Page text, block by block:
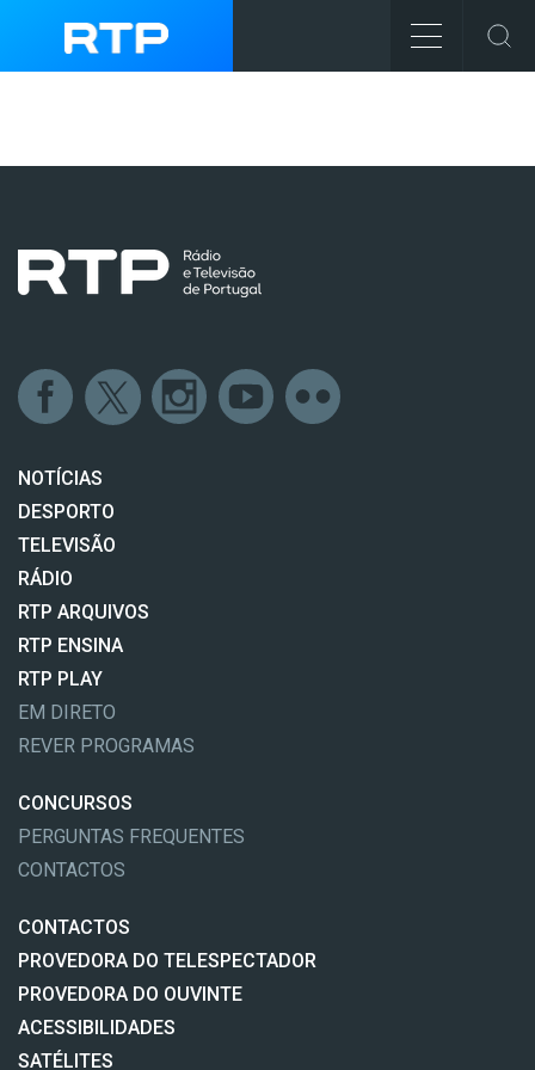
NOTÍCIAS
DESPORTO
TELEVISÃO
RÁDIO
RTP ARQUIVOS
RTP ENSINA
RTP PLAY
EM DIRETO
REVER PROGRAMAS
CONCURSOS
PERGUNTAS FREQUENTES
CONTACTOS
CONTACTOS
PROVEDORA DO TELESPECTADOR
PROVEDORA DO OUVINTE
ACESSIBILIDADES
SATÉLITES